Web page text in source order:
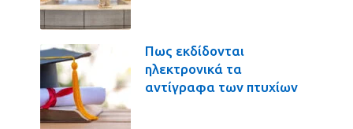
Πως εκδίδονται
ηλεκτρονικά τα
αντίγραφα των πτυχίων